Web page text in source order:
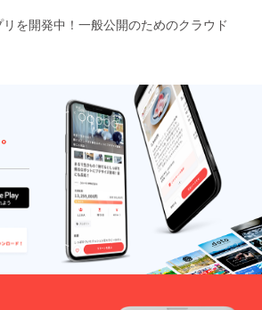
を開発中！一般公開のためのクラウド